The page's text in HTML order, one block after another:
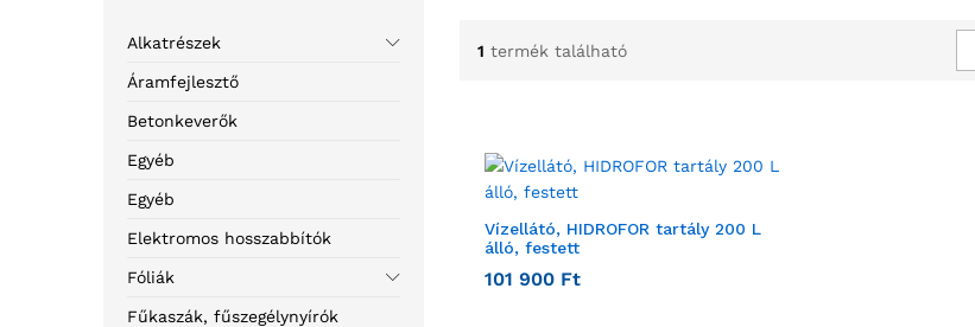
1 termék található
Vízellátó, HIDROFOR tartály 200 L
álló, festett
101 900 Ft
Alkatrészek
Áramfejlesztő
Betonkeverők
Egyéb
Egyéb
Elektromos hosszabbítók
Fóliák
Fűkaszák, fűszegélynyírók